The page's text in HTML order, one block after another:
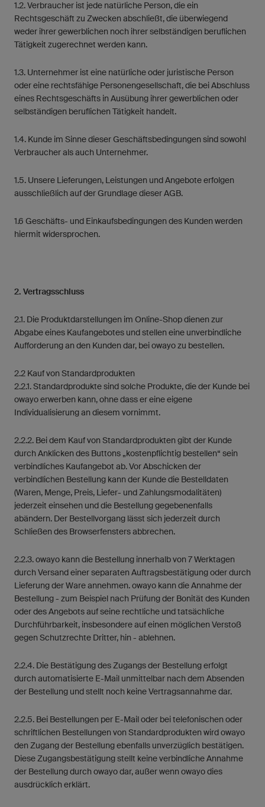
1.2. Verbraucher ist jede natürliche Person, die ein
Rechtsgeschäft zu Zwecken abschließt, die überwiegend
weder ihrer gewerblichen noch ihrer selbständigen beruflichen
Tätigkeit zugerechnet werden kann.
1.3. Unternehmer ist eine natürliche oder juristische Person
oder eine rechtsfähige Personengesellschaft, die bei Abschluss
eines Rechtsgeschäfts in Ausübung ihrer gewerblichen oder
selbständigen beruflichen Tätigkeit handelt.
1.4. Kunde im Sinne dieser Geschäftsbedingungen sind sowohl
Verbraucher als auch Unternehmer.
1.5. Unsere Lieferungen, Leistungen und Angebote erfolgen
ausschließlich auf der Grundlage dieser AGB.
1.6 Geschäfts- und Einkaufsbedingungen des Kunden werden
hiermit widersprochen.
2. Vertragsschluss
2.1. Die Produktdarstellungen im Online-Shop dienen zur
Abgabe eines Kaufangebotes und stellen eine unverbindliche
Aufforderung an den Kunden dar, bei owayo zu bestellen.
2.2 Kauf von Standardprodukten
2.2.1. Standardprodukte sind solche Produkte, die der Kunde bei
owayo erwerben kann, ohne dass er eine eigene
Individualisierung an diesem vornimmt.
2.2.2. Bei dem Kauf von Standardprodukten gibt der Kunde
durch Anklicken des Buttons „kostenpflichtig bestellen“ sein
verbindliches Kaufangebot ab. Vor Abschicken der
verbindlichen Bestellung kann der Kunde die Bestelldaten
(Waren, Menge, Preis, Liefer- und Zahlungsmodalitäten)
jederzeit einsehen und die Bestellung gegebenenfalls
abändern. Der Bestellvorgang lässt sich jederzeit durch
Schließen des Browserfensters abbrechen.
2.2.3. owayo kann die Bestellung innerhalb von 7 Werktagen
durch Versand einer separaten Auftragsbestätigung oder durch
Lieferung der Ware annehmen. owayo kann die Annahme der
Bestellung - zum Beispiel nach Prüfung der Bonität des Kunden
oder des Angebots auf seine rechtliche und tatsächliche
Durchführbarkeit, insbesondere auf einen möglichen Verstoß
gegen Schutzrechte Dritter, hin - ablehnen.
2.2.4. Die Bestätigung des Zugangs der Bestellung erfolgt
durch automatisierte E-Mail unmittelbar nach dem Absenden
der Bestellung und stellt noch keine Vertragsannahme dar.
2.2.5. Bei Bestellungen per E-Mail oder bei telefonischen oder
schriftlichen Bestellungen von Standardprodukten wird owayo
den Zugang der Bestellung ebenfalls unverzüglich bestätigen.
Diese Zugangsbestätigung stellt keine verbindliche Annahme
der Bestellung durch owayo dar, außer wenn owayo dies
ausdrücklich erklärt.